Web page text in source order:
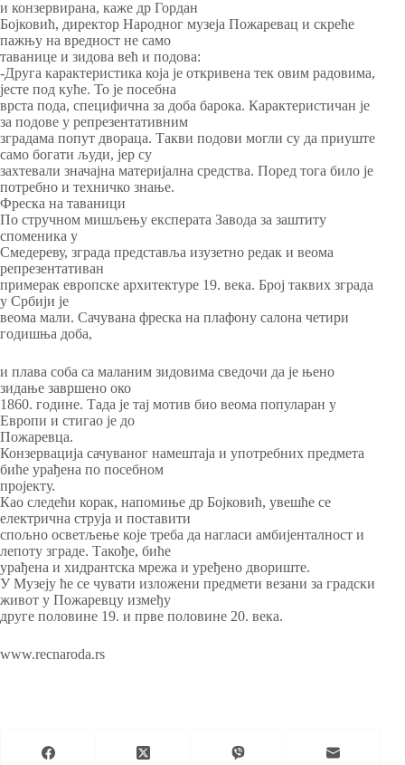
и конзервирана, каже др Гордан
Бојковић, директор Народног музеја Пожаревац и скреће
пажњу на вредност не само
таванице и зидова већ и подова:
-Друга карактеристика која је откривена тек овим радовима,
јесте под куће. То је посебна
врста пода, специфична за доба барока. Карактеристичан је
за подове у репрезентативним
зградама попут двораца. Такви подови могли су да приуште
само богати људи, јер су
захтевали значајна материјална средства. Поред тога било је
потребно и техничко знање.
Фреска на таваници
По стручном мишљењу експерата Завода за заштиту
споменика у
Смедереву, зграда представља изузетно редак и веома
репрезентативан
примерак европске архитектуре 19. века. Број таквих зграда
у Србији је
веома мали. Сачувана фреска на плафону салона четири
годишња доба,
и плава соба са маланим зидовима сведочи да је њено
зидање завршено око
1860. године. Тада је тај мотив био веома популаран у
Европи и стигао је до
Пожаревца.
Конзервација сачуваног намештаја и употребних предмета
биће урађена по посебном
пројекту.
Као следећи корак, напомиње др Бојковић, увешће се
електрична струја и поставити
спољно осветљење које треба да нагласи амбијенталност и
лепоту зграде. Такође, биће
урађена и хидрантска мрежа и уређено двориште.
У Музеју ће се чувати изложени предмети везани за градски
живот у Пожаревцу између
друге половине 19. и прве половине 20. века.
www.recnaroda.rs